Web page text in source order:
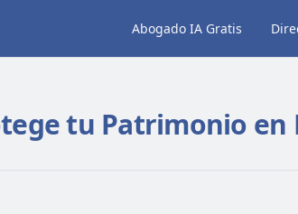
Abogado IA Gratis
tu Patrimonio en